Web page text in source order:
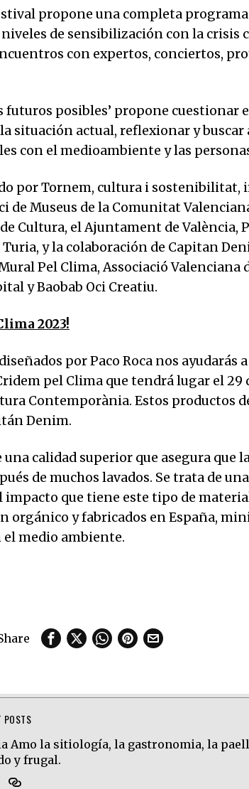
propone una completa
de sensibilización con la crisis
con expertos, conciertos,
futuros posibles’ propone cuestionar
situación actual, reflexionar y
con el medioambiente y las
por Tornem, cultura i sostenibilitat,
de Museus de la Comunitat
Cultura, el Ajuntament de València,
y la colaboración de Capitan
Pel Clima, Associació Valenciana
y Baobab Oci Creatiu.
2023!
por Paco Roca nos ayudarás
pel Clima que tendrá lugar el 29
Contemporània. Estos productos
Denim.
calidad superior que asegura que
de muchos lavados. Se trata de
que tiene este tipo de
orgánico y fabricados en España,
medio ambiente.
POSTS
Amo la sitiología, la gastronomia, la
y frugal.